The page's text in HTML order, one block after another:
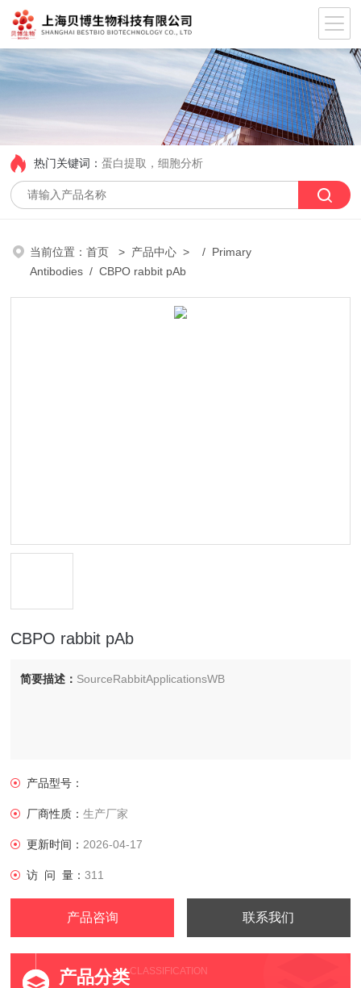
热门关键词：蛋白提取，细胞分析
当前位置：首页 > 产品中心 > / Primary
Antibodies / CBPO rabbit pAb
CBPO rabbit pAb
简要描述： SourceRabbitApplicationsWB
产品型号：
厂商性质：生产厂家
更新时间： 2026-04-17
访 问 量：311
产品咨询 联系我们
产品分类CLASSIFICATION